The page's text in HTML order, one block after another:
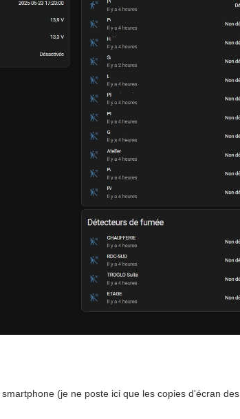
(je ne poste ici que les copies d'écran des